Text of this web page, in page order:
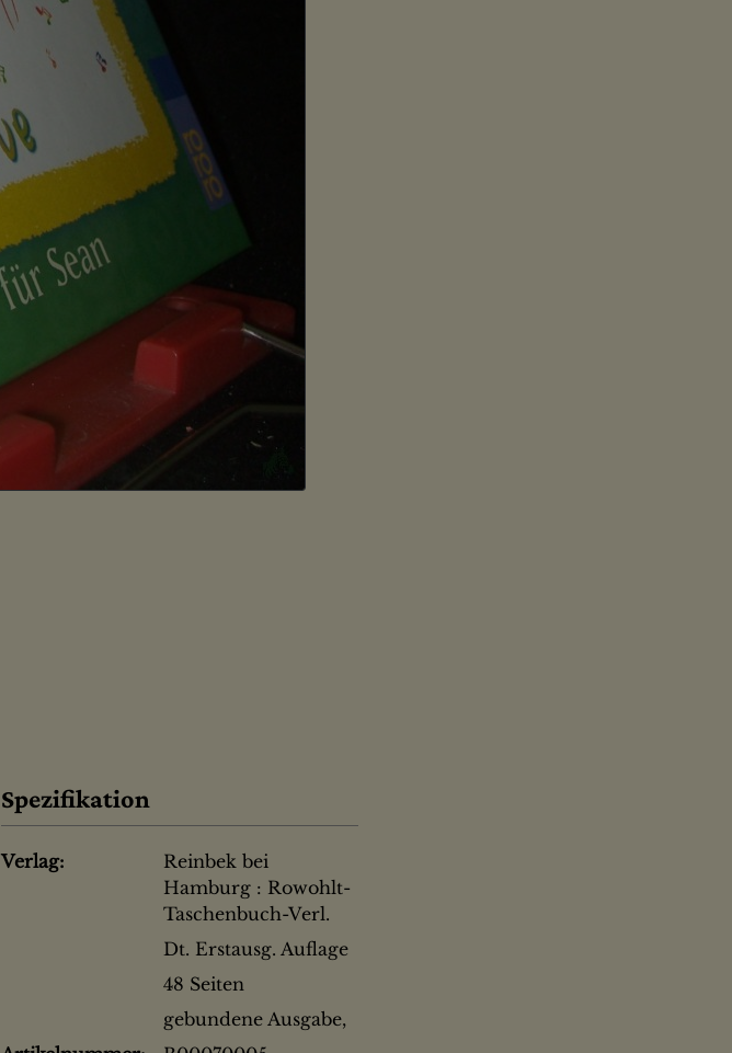
Spezifikation
Verlag:
Reinbek bei
Hamburg : Rowohlt-
Taschenbuch-Verl.
Dt. Erstausg. Auflage
48 Seiten
gebundene Ausgabe,